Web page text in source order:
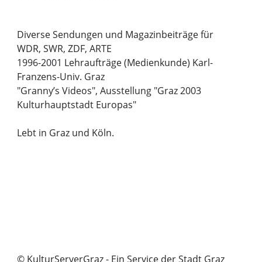
Diverse Sendungen und Magazinbeiträge für
WDR, SWR, ZDF, ARTE
1996-2001 Lehraufträge (Medienkunde) Karl-
Franzens-Univ. Graz
"Granny’s Videos", Ausstellung "Graz 2003
Kulturhauptstadt Europas"
Lebt in Graz und Köln.
© KulturServerGraz - Ein Service der Stadt Graz